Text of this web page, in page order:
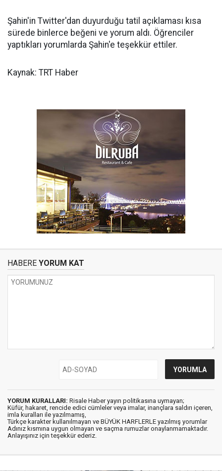
Şahin'in Twitter'dan duyurduğu tatil açıklaması kısa
sürede binlerce beğeni ve yorum aldı. Öğrenciler
yaptıkları yorumlarda Şahin'e teşekkür ettiler.
Kaynak: TRT Haber
HABERE YORUM KAT
YORUM KURALLARI: Risale Haber yayın politikasına uymayan;
Küfür, hakaret, rencide edici cümleler veya imalar, inançlara saldırı içeren,
imla kuralları ile yazılmamış,
Türkçe karakter kullanılmayan ve BÜYÜK HARFLERLE yazılmış yorumlar
Adınız kısmına uygun olmayan ve saçma rumuzlar onaylanmamaktadır.
Anlayışınız için teşekkür ederiz.